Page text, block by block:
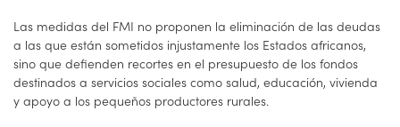
Las medidas del FMI no proponen la eliminación de las deudas
a las que están sometidos injustamente los Estados africanos,
sino que defienden recortes en el presupuesto de los fondos
destinados a servicios sociales como salud, educación, vivienda
y apoyo a los pequeños productores rurales.